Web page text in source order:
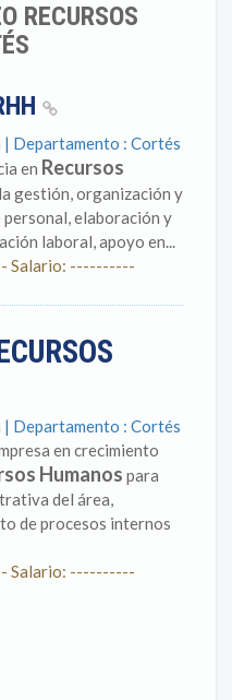
RECURSOS
| Departamento : Cortés
en Recursos
gestión, organización y
elaboración y
laboral, apoyo en...
Salario: ----------
| Departamento : Cortés
en crecimiento
Humanos para
del área,
de procesos internos
Salario: ----------